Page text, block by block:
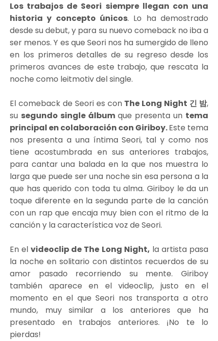
Los trabajos de Seori siempre llegan con una
historia y concepto únicos. Lo ha demostrado
desde su debut, y para su nuevo comeback no iba a
ser menos. Y es que Seori nos ha sumergido de lleno
en los primeros detalles de su regreso desde los
primeros avances de este trabajo, que rescata la
noche como leitmotiv del single.
El comeback de Seori es con The Long Night 긴 밤,
su segundo single álbumque presenta un tema
principal en colaboración con Giriboy.Este tema
nos presenta a una íntima Seori, tal y como nos
tiene acostumbrada en sus anteriores trabajos,
para cantar una balada en la que nos muestra lo
larga que puede ser una noche sin esa persona a la
que has querido con toda tu alma. Giriboy le da un
toque diferente en la segunda parte de la canción
con un rap que encaja muy bien con el ritmo de la
canción y la característica voz de Seori.
En elvideoclip de The Long Night, la artista pasa
la noche en solitario con distintos recuerdos de su
amor pasado recorriendo su mente. Giriboy
también aparece en el videoclip, justo en el
momento en el que Seori nos transporta a otro
mundo, muy similar a los anteriores que ha
presentado en trabajos anteriores. ¡No te lo
pierdas!